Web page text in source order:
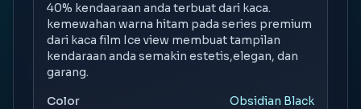
40% kendaaraan anda terbuat dari kaca.
kemewahan warna hitam pada series premium
dari kaca film Ice view membuat tampilan
kendaraan anda semakin estetis,elegan, dan
garang.
Color
Obsidian Black